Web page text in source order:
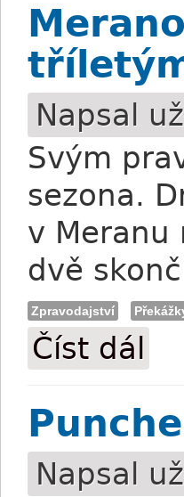
Napsal
Svým
sezona.
v Meranu
dvě
Zpravodajství
Číst dál
Napsal